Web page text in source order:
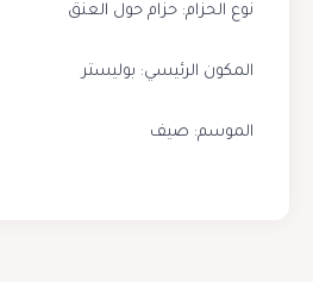
نوع الحزام: حزام حول العنق
المكون الرئيسي: بوليستر
الموسم: صيف